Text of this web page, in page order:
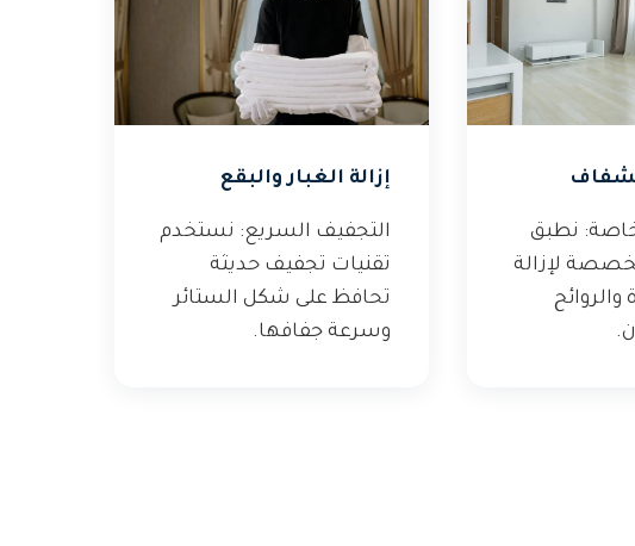
نطبق
لإزالة
والروائح
إزالة الغبار والبقع
التجفيف السريع: نستخدم
تقنيات تجفيف حديثة
تحافظ على شكل الستائر
وسرعة جفافها.